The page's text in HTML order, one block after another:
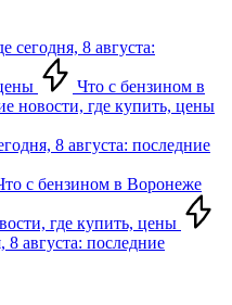
сегодня, 8 августа:
Что с бензином в
новости, где купить, цены
8 августа: последние
с бензином в Воронеже
где купить, цены
августа: последние